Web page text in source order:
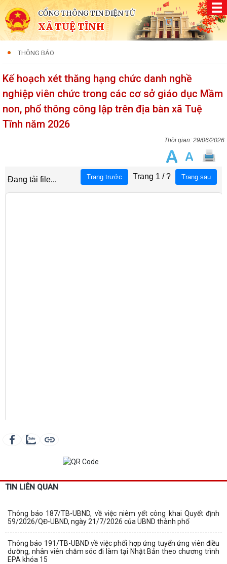
CỔNG THÔNG TIN ĐIỆN TỬ
XÃ TUỆ TĨNH
THÔNG BÁO
Kế hoạch xét thăng hạng chức danh nghề
nghiệp viên chức trong các cơ sở giáo dục Mầm
non, phổ thông công lập trên địa bàn xã Tuệ
Tĩnh năm 2026
29/06/2026
TIN LIÊN QUAN
Thông báo 187/TB-UBND, về việc niêm yết công khai Quyết định
59/2026/QĐ-UBND, ngày 21/7/2026 của UBND thành phố
Thông báo 191/TB-UBND về việc phối hợp ứng tuyển ứng viên điều
dưỡng, nhân viên chăm sóc đi làm tại Nhật Bản theo chương trình
EPA khóa 15